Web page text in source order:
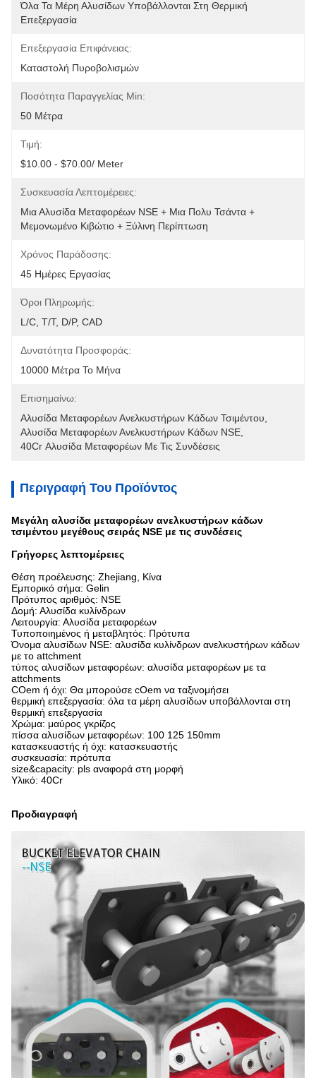
Όλα Τα Μέρη Αλυσίδων Υποβάλλονται Στη Θερμική
Επεξεργασία
Επεξεργασία Επιφάνειας:
Καταστολή Πυροβολισμών
Ποσότητα Παραγγελίας Min:
50 Μέτρα
Τιμή:
$10.00 - $70.00/ Meter
Συσκευασία Λεπτομέρειες:
Μια Αλυσίδα Μεταφορέων NSE + Μια Πολυ Τσάντα +
Μεμονωμένο Κιβώτιο + Ξύλινη Περίπτωση
Χρόνος Παράδοσης:
45 Ημέρες Εργασίας
Όροι Πληρωμής:
L/C, T/T, D/P, CAD
Δυνατότητα Προσφοράς:
10000 Μέτρα Το Μήνα
Επισημαίνω:
Αλυσίδα Μεταφορέων Ανελκυστήρων Κάδων Τσιμέντου
Αλυσίδα Μεταφορέων Ανελκυστήρων Κάδων NSE
40Cr Αλυσίδα Μεταφορέων Με Τις Συνδέσεις
Περιγραφή Του Προϊόντος
Μεγάλη αλυσίδα μεταφορέων ανελκυστήρων κάδων
τσιμέντου μεγέθους σειράς NSE με τις συνδέσεις
Γρήγορες λεπτομέρειες
Θέση προέλευσης: Zhejiang, Κίνα
Εμπορικό σήμα: Gelin
Πρότυπος αριθμός: NSE
Δομή: Αλυσίδα κυλίνδρων
Λειτουργία: Αλυσίδα μεταφορέων
Τυποποιημένος ή μεταβλητός: Πρότυπα
Όνομα αλυσίδων NSE: αλυσίδα κυλίνδρων ανελκυστήρων κάδων
με το attchment
τύπος αλυσίδων μεταφορέων: αλυσίδα μεταφορέων με τα
attchments
COem ή όχι: Θα μπορούσε cOem να ταξινομήσει
θερμική επεξεργασία: όλα τα μέρη αλυσίδων υποβάλλονται στη
θερμική επεξεργασία
Χρώμα: μαύρος γκρίζος
πίσσα αλυσίδων μεταφορέων: 100 125 150mm
κατασκευαστής ή όχι: κατασκευαστής
συσκευασία: πρότυπα
size&capacity: pls αναφορά στη μορφή
Υλικό: 40Cr
Προδιαγραφή